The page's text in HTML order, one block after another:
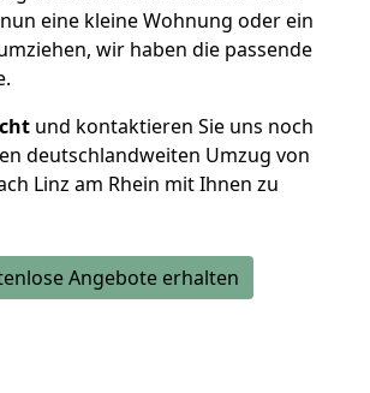
eine kleine Wohnung oder ein
wir haben die passende
und kontaktieren Sie uns noch
deutschlandweiten Umzug von
Linz am Rhein mit Ihnen zu
Angebote erhalten